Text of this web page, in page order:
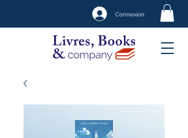
Connexion